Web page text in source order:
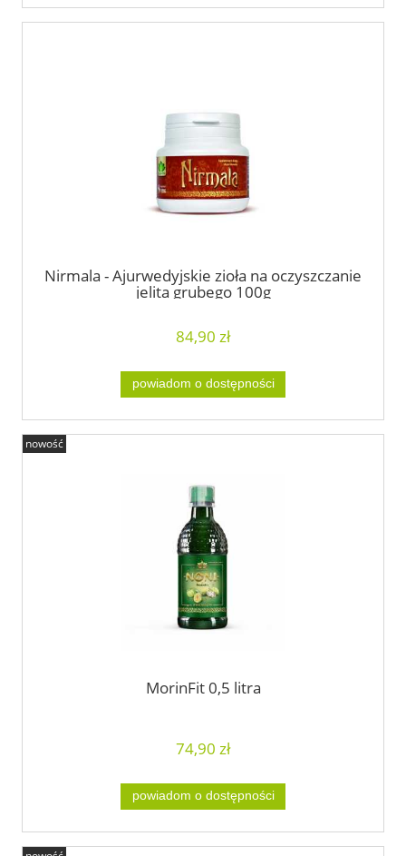
Nirmala - Ajurwedyjskie zioła na oczyszczanie
jelita grubego 100g
84,90 zł
powiadom o dostępności
MorinFit 0,5 litra
74,90 zł
powiadom o dostępności
nowość